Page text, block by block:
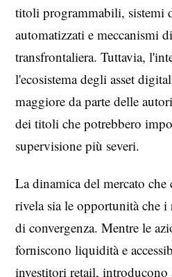
titoli programmabili, sistemi
automatizzati e meccanismi
transfrontaliera. Tuttavia,
l'ecosistema degli asset
maggiore da parte delle
dei titoli che potrebbero
supervisione più severi.
La dinamica del mercato che
rivela sia le opportunità che
di convergenza. Mentre le
forniscono liquidità e
investitori retail,